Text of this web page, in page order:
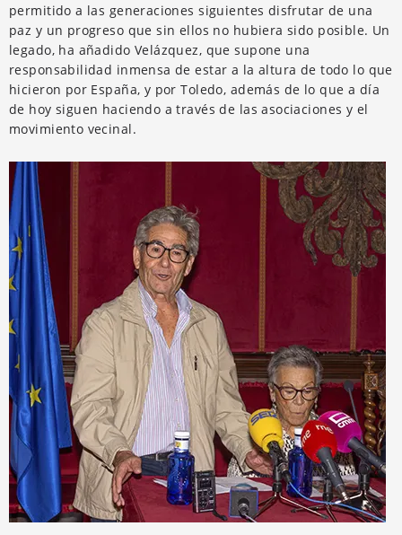
permitido a las generaciones siguientes disfrutar de una
paz y un progreso que sin ellos no hubiera sido posible. Un
legado, ha añadido Velázquez, que supone una
responsabilidad inmensa de estar a la altura de todo lo que
hicieron por España, y por Toledo, además de lo que a día
de hoy siguen haciendo a través de las asociaciones y el
movimiento vecinal.